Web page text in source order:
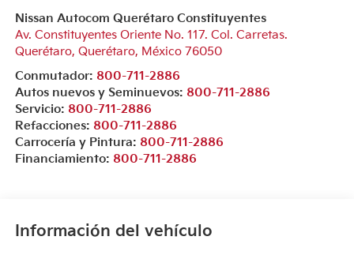
Nissan Autocom Querétaro Constituyentes
Av. Constituyentes Oriente No. 117. Col. Carretas.
Querétaro, Querétaro, México 76050
Conmutador: 800-711-2886
Autos nuevos y Seminuevos: 800-711-2886
Servicio: 800-711-2886
Refacciones: 800-711-2886
Carrocería y Pintura: 800-711-2886
Financiamiento: 800-711-2886
Información del vehículo